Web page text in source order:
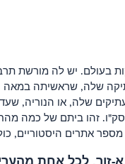
יש לה מורשת
בית לשוק תוסס ומגוון מסעדות ובתי
שלה, או הנוריה,
זהו ביתם של כמה
אתרים היסטוריים,